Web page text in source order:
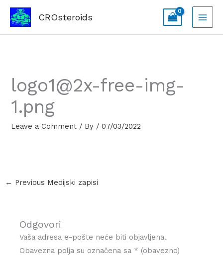
Skip
content
CROsteroids
logo1@2x-free-img-
1.png
Leave a Comment / By /07/03/2022
← Previous Medijski zapisi
Odgovori
Vaša adresa e-pošte neće biti objavljena.
Obavezna polja su označena sa * (obavezno)